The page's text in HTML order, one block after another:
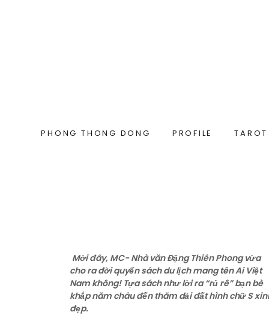
PHONG THONG DONG PROFILE TAROT
Mới đây, MC- Nhà văn Đặng Thiên Phong vừa
cho ra đời quyển sách du lịch mang tên Ai Việt
Nam không! Tựa sách như lời ra “rủ rê” bạn bè
khắp năm châu đến thăm dải đất hình chữ S
đẹp.